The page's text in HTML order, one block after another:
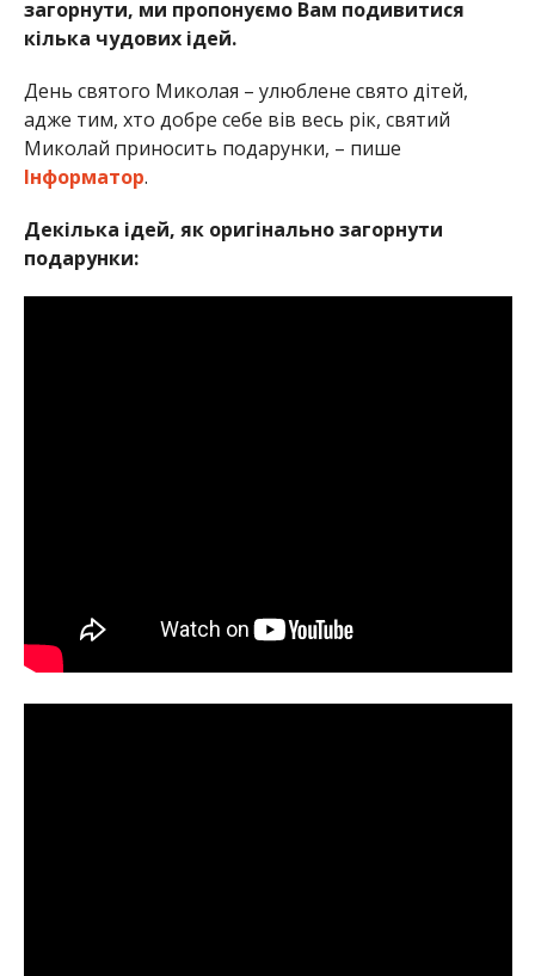
загорнути, ми пропонуємо Вам подивитися
кілька чудових ідей.
День святого Миколая – улюблене свято дітей,
адже тим, хто добре себе вів весь рік, святий
Миколай приносить подарунки, – пише
Інформатор.
Декілька ідей, як оригінально загорнути
подарунки: